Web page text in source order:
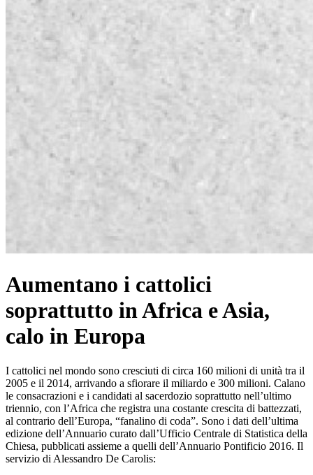
Aumentano i cattolici
soprattutto in Africa e Asia,
calo in Europa
I cattolici nel mondo sono cresciuti di circa 160 milioni di unità tra il
2005 e il 2014, arrivando a sfiorare il miliardo e 300 milioni. Calano
le consacrazioni e i candidati al sacerdozio soprattutto nell’ultimo
triennio, con l’Africa che registra una costante crescita di battezzati,
al contrario dell’Europa, “fanalino di coda”. Sono i dati dell’ultima
edizione dell’Annuario curato dall’Ufficio Centrale di Statistica della
Chiesa, pubblicati assieme a quelli dell’Annuario Pontificio 2016. Il
servizio di Alessandro De Carolis: